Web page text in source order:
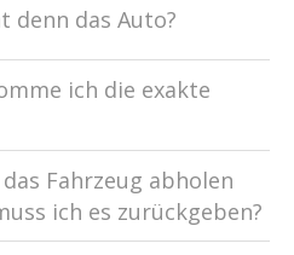
denn das Auto?
ich die exakte
Fahrzeug abholen
ich es zurückgeben?